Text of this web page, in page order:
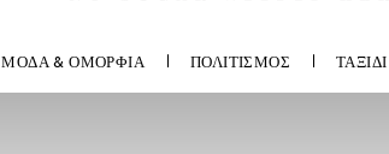
ΜΟΔΑ & ΟΜΟΡΦΙΑ ΠΟΛΙΤΙΣΜΟΣ ΤΑΞΙΔΙ